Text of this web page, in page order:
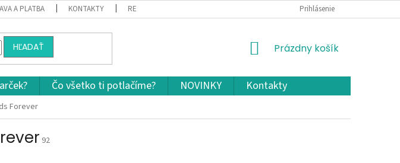
A PLATBA KONTAKTY REKLAMÁCIA A VRÁTENIE TOVARU OCHRANA OSOBNÝCH ÚDAJOV A COOKIES
Prihlásenie
HĽADAŤ
NÁKUPNÝ
Prázdny košík
Čo všetko ti potlačíme? NOVINKY Kontakty
Forever
92